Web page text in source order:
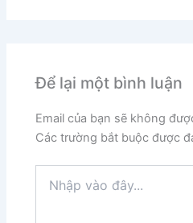
Để lại một bình luận
Email của bạn sẽ không
Các trường bắt buộc được
vào